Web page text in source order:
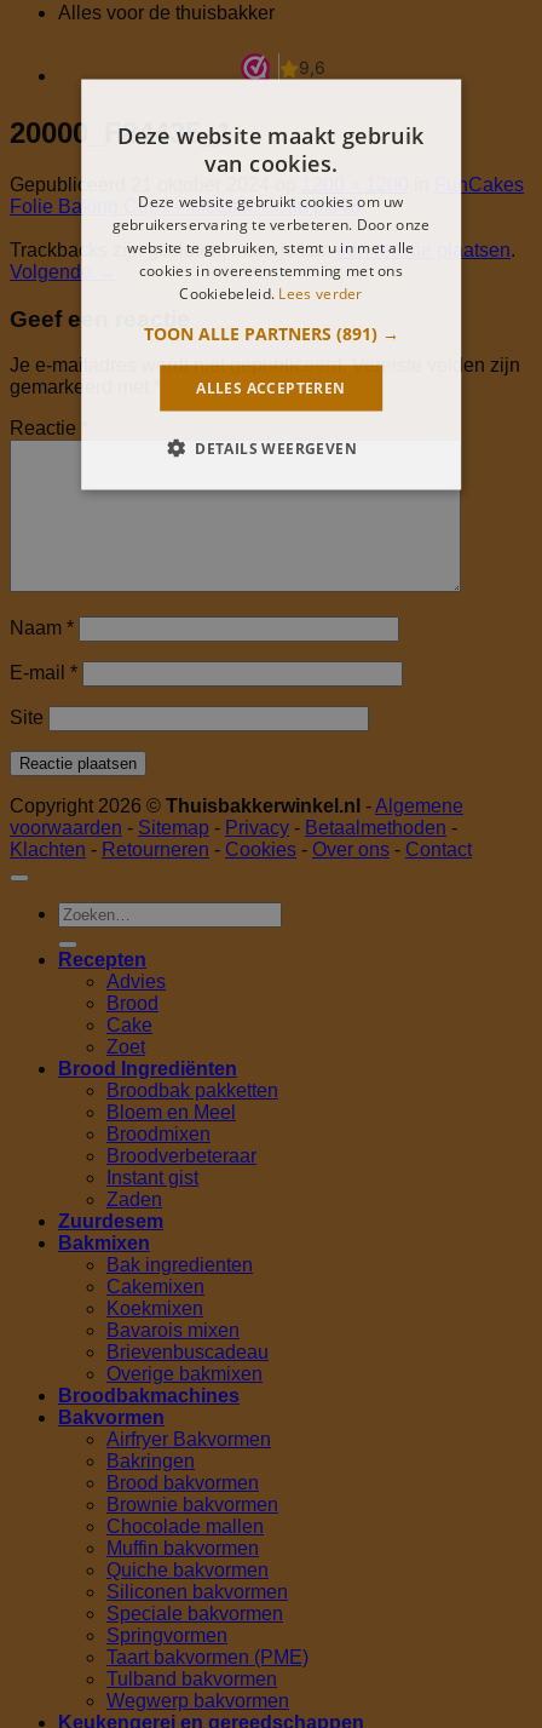
Alles voor de thuisbakker
20000_F84435_1
Gepubliceerd
FunCakes
Folie Baking Cups – Metallic Goud pk/48
Trackbacks zijn gesloten, maar je kan een reactie plaatsen.
Volgende
Geef een reactie
Je e-mailadres wordt niet gepubliceerd. Vereiste velden zijn
gemarkeerd met
Reactie
Naam *
E-mail *
Site
Copyright 2026 © Thuisbakkerwinkel.nl -Algemene
voorwaarden - Sitemap - Privacy - Betaalmethoden -
Klachten - Retourneren - Cookies - Over ons - Contact
Zoeken
naar:
Recepten
Advies
Brood
Cake
Zoet
Brood Ingrediënten
Broodbak pakketten
Bloem en Meel
Broodmixen
Broodverbeteraar
Instant gist
Zaden
Zuurdesem
Bakmixen
Bak ingredienten
Cakemixen
Koekmixen
Bavarois mixen
Brievenbuscadeau
Overige bakmixen
Broodbakmachines
Bakvormen
Airfryer Bakvormen
Bakringen
Brood bakvormen
Brownie bakvormen
Chocolade mallen
Muffin bakvormen
Quiche bakvormen
Siliconen bakvormen
Speciale bakvormen
Springvormen
Taart bakvormen (PME)
Tulband bakvormen
Wegwerp bakvormen
Keukengerei en gereedschappen
Deze website maakt gebruik
van cookies.
Deze website gebruikt cookies om uw
gebruikerservaring te verbeteren. Door onze
website te gebruiken, stemt u in met alle
cookies in overeenstemming met ons
Cookiebeleid. Lees verder
TOON ALLE PARTNERS (891) →
ALLES ACCEPTEREN
DETAILS WEERGEVEN